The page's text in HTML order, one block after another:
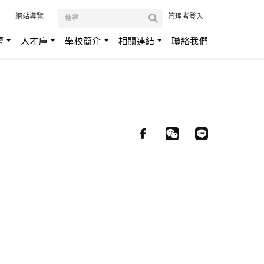
網站導覽 管理者登入
人才庫 學校簡介 相關連結 聯絡我們